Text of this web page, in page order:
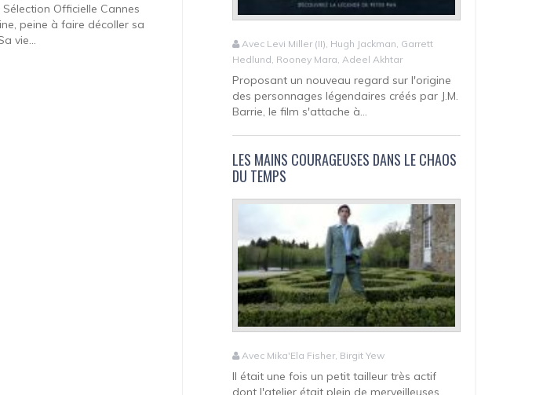
Officielle Cannes
peine à faire décoller sa
vie...
Avec Levi Miller (II), Hugh Jackman, Garrett
Hedlund, Rooney Mara, Adeel Akhtar
Proposant un nouveau regard sur l'origine
des personnages légendaires créés par J.M.
Barrie, le film s'attache à...
LES MAINS COURAGEUSES DANS LE CHAOS
DU TEMPS
Avec Mika'Ela Fisher, Birgit Yew
Il était une fois un petit tailleur très actif
dont l'atelier était plein de merveilleuses